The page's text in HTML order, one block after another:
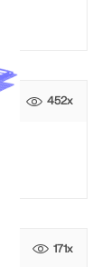
452x
171x